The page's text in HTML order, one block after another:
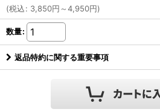
(税込: 3,850円 ～4,950円)
数量:
返品特約に関する重要事項